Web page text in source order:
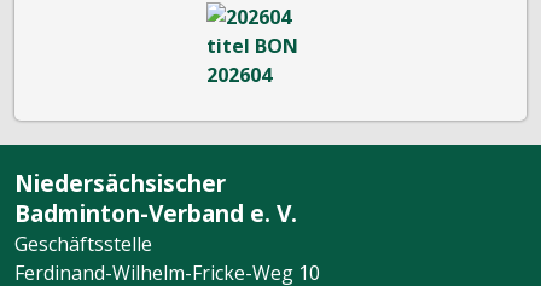
Niedersächsischer
Badminton-Verband e. V.
Geschäftsstelle
Ferdinand-Wilhelm-Fricke-Weg 10